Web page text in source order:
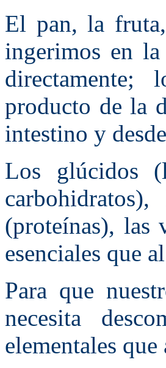
El pan, la
ingerimos en
directamente;
producto de la
intestino y
Los glúcidos
(proteínas), las
esenciales que
Para que
necesita
elementales